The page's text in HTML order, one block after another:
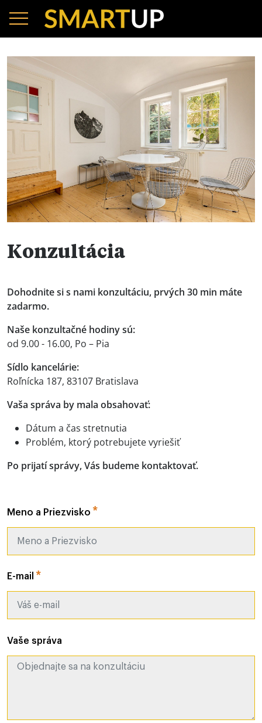
Konzultácia
Dohodnite si s nami konzultáciu, prvých 30 min máte
zadarmo.
Naše konzultačné hodiny sú:
od 9.00 - 16.00, Po – Pia
Sídlo kancelárie:
Roľnícka 187, 83107 Bratislava
Vaša správa by mala obsahovať:
Dátum a čas stretnutia
Problém, ktorý potrebujete vyriešiť
Po prijatí správy, Vás budeme kontaktovať.
Meno a Priezvisko
E-mail
Vaše správa